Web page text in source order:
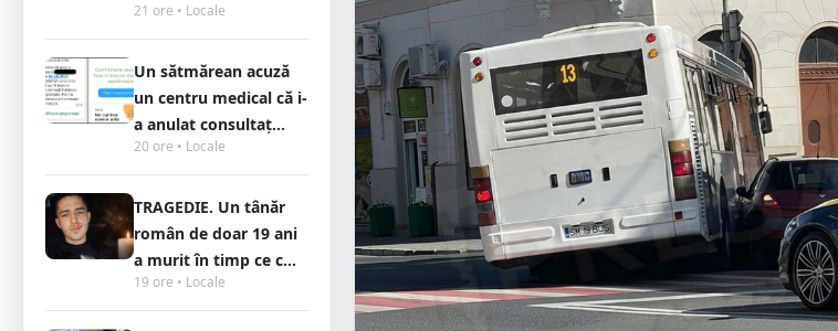
21 ore • Locale
Un sătmărean acuză
un centru medical că i-
a anulat consultaț...
20 ore • Locale
TRAGEDIE. Un tânăr
român de doar 19 ani
a murit în timp ce c...
19 ore • Locale